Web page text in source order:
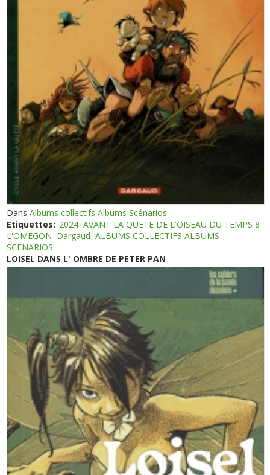
DansAlbums collectifs Albums Scénarios
Etiquettes: 2024 AVANT LA QUETE DE L'OISEAU DU TEMPS 8
L'OMEGON Dargaud ALBUMS COLLECTIFS ALBUMS
SCENARIOS
LOISEL DANS L' OMBRE DE PETER PAN